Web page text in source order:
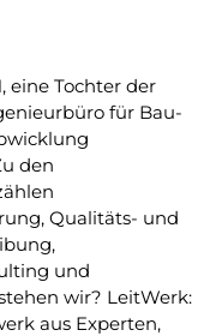
eine Tochter der
für Bau-
den
Qualitäts- und
und
wir? LeitWerk:
aus Experten,